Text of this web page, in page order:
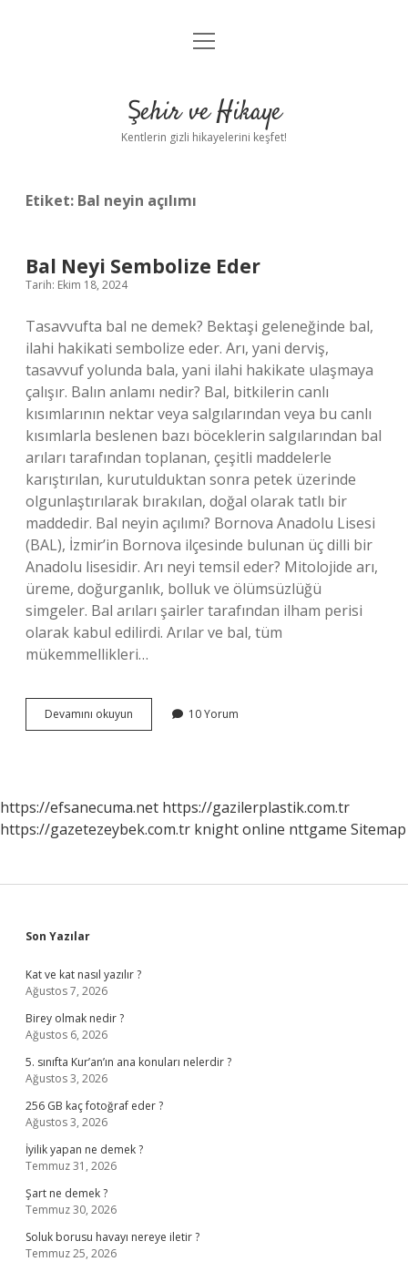
Anasayfa
Yasal Uyarı
menüyü
Şehir ve Hikaye
Kentlerin gizli hikayelerini keşfet!
Etiket: Bal neyin açılımı
Bal Neyi Sembolize Eder
Tarih: Ekim 18, 2024
Tasavvufta bal ne demek? Bektaşi geleneğinde bal,
ilahi hakikati sembolize eder. Arı, yani derviş,
tasavvuf yolunda bala, yani ilahi hakikate ulaşmaya
çalışır. Balın anlamı nedir? Bal, bitkilerin canlı
kısımlarının nektar veya salgılarından veya bu canlı
kısımlarla beslenen bazı böceklerin salgılarından bal
arıları tarafından toplanan, çeşitli maddelerle
karıştırılan, kurutulduktan sonra petek üzerinde
olgunlaştırılarak bırakılan, doğal olarak tatlı bir
maddedir. Bal neyin açılımı? Bornova Anadolu Lisesi
(BAL), İzmir’in Bornova ilçesinde bulunan üç dilli bir
Anadolu lisesidir. Arı neyi temsil eder? Mitolojide arı,
üreme, doğurganlık, bolluk ve ölümsüzlüğü
simgeler. Bal arıları şairler tarafından ilham perisi
olarak kabul edilirdi. Arılar ve bal, tüm
mükemmellikleri…
Devamını okuyun
Neyi
10 Yorum
https://efsanecuma.net https://gazilerplastik.com.tr
https://gazetezeybek.com.tr knight online nttgame Sitemap
Sidebar
Son Yazılar
Kat ve kat nasıl yazılır ?
Ağustos 7, 2026
Birey olmak nedir ?
Ağustos 6, 2026
5. sınıfta Kur’an’ın ana konuları nelerdir ?
Ağustos 3, 2026
256 GB kaç fotoğraf eder ?
Ağustos 3, 2026
İyilik yapan ne demek ?
Temmuz 31, 2026
Şart ne demek ?
Temmuz 30, 2026
Soluk borusu havayı nereye iletir ?
Temmuz 25, 2026